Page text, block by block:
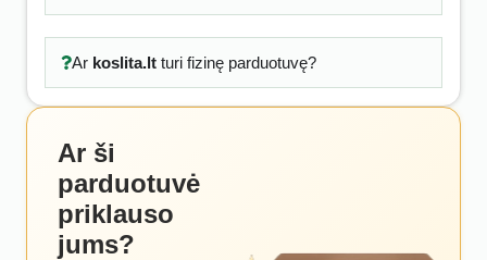
Ar koslita.ltturi fizinę parduotuvę?
Ar ši
parduotuvė
priklauso
jums?